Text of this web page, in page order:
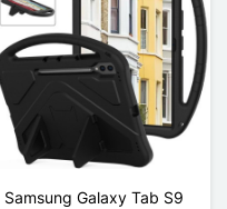
Samsung Galaxy Tab S9